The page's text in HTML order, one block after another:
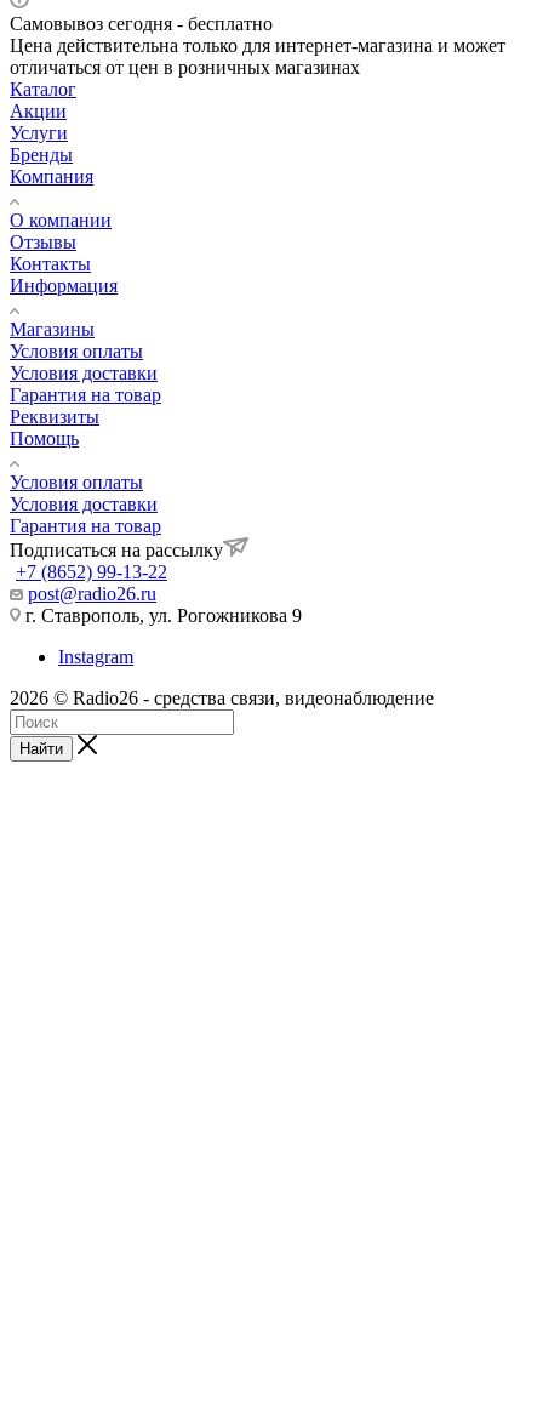
Самовывоз сегодня - бесплатно
Цена действительна только для интернет-магазина и может
отличаться от цен в розничных магазинах
Каталог
Акции
Услуги
Бренды
Компания
О компании
Отзывы
Контакты
Информация
Магазины
Условия оплаты
Условия доставки
Гарантия на товар
Реквизиты
Помощь
Условия оплаты
Условия доставки
Гарантия на товар
Подписаться на рассылку
+7 (8652) 99-13-22
post@radio26.ru
г. Ставрополь, ул. Рогожникова 9
Instagram
2026 © Radio26 - средства связи, видеонаблюдение
Найти